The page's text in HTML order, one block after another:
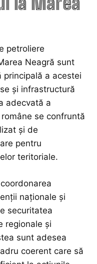
petroliere
Neagră sunt
principală a acestei
și infrastructură
adecvată a
se confruntă
și de
pentru
teritoriale.
naționale și
securitatea
regionale și
sunt adesea
coerent care să